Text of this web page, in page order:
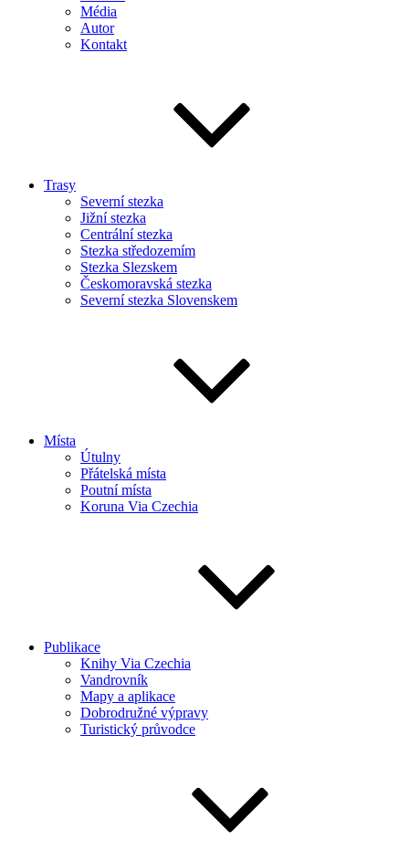
Média
Autor
Kontakt
Trasy
Severní stezka
Jižní stezka
Centrální stezka
Stezka středozemím
Stezka Slezskem
Českomoravská stezka
Severní stezka Slovenskem
Místa
Útulny
Přátelská místa
Poutní místa
Koruna Via Czechia
Publikace
Knihy Via Czechia
Vandrovník
Mapy a aplikace
Dobrodružné výpravy
Turistický průvodce